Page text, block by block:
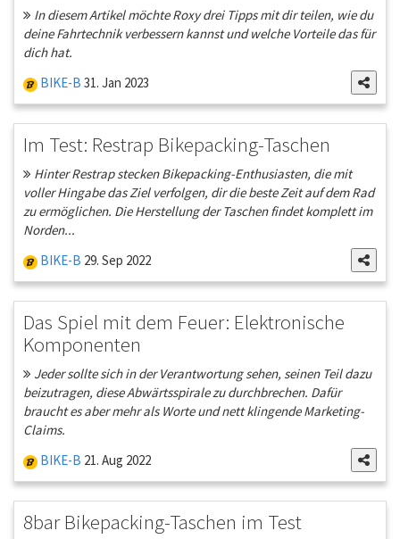
In diesem Artikel möchte Roxy drei Tipps mit dir teilen, wie du
deine Fahrtechnik verbessern kannst und welche Vorteile das für
dich hat.
BIKE-B 31. Jan 2023
Im Test: Restrap Bikepacking-Taschen
Hinter Restrap stecken Bikepacking-Enthusiasten, die mit
voller Hingabe das Ziel verfolgen, dir die beste Zeit auf dem Rad
zu ermöglichen. Die Herstellung der Taschen findet komplett im
Norden...
BIKE-B 29. Sep 2022
Das Spiel mit dem Feuer: Elektronische
Komponenten
Jeder sollte sich in der Verantwortung sehen, seinen Teil dazu
beizutragen, diese Abwärtsspirale zu durchbrechen. Dafür
braucht es aber mehr als Worte und nett klingende Marketing-
Claims.
BIKE-B 21. Aug 2022
8bar Bikepacking-Taschen im Test